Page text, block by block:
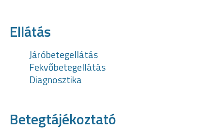
Ellátás
Járóbetegellátás
Fekvőbetegellátás
Diagnosztika
Betegtájékoztató